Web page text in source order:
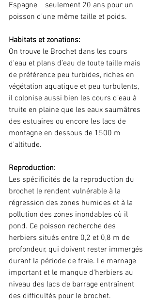
Espagne    seulement 20 ans pour un
poisson d’une même taille et poids.
Habitats et zonations:
On trouve le Brochet dans les cours
d'eau et plans d’eau de toute taille mais
de préférence peu turbides, riches en
végétation aquatique et peu turbulents,
il colonise aussi bien les cours d’eau à
truite en plaine que les eaux saumâtres
des estuaires ou encore les lacs de
montagne en dessous de 1500 m
d’altitude.
Reproduction:
Les spécificités de la reproduction du
brochet le rendent vulnérable à la
régression des zones humides et à la
pollution des zones inondables où il
pond. Ce poisson recherche des
herbiers situés entre 0,2 et 0,8 m de
profondeur, qui doivent rester immergés
durant la période de fraie. Le marnage
important et le manque d'herbiers au
niveau des lacs de barrage entraînent
des difficultés pour le brochet.